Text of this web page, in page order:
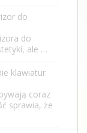
do
do
ale …
klawiatur
coraz
sprawia, że